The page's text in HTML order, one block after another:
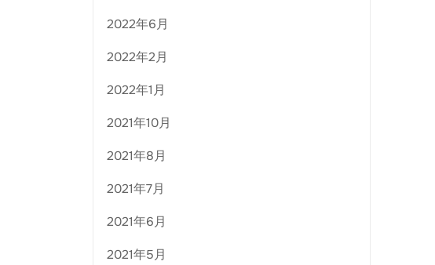
2022年6月
2022年2月
2022年1月
2021年10月
2021年8月
2021年7月
2021年6月
2021年5月